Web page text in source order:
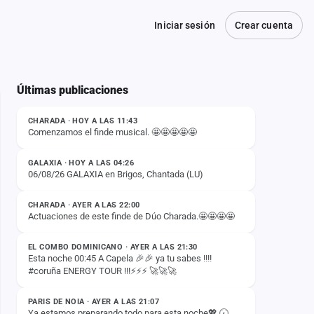
Iniciar sesión Crear cuenta
Últimas publicaciones
ESTADO
CHARADA · HOY A LAS 11:43
Comenzamos el finde musical. 🤩🤩🤩🤩🤩
ESTADO
GALAXIA · HOY A LAS 04:26
06/08/26 GALAXIA en Brigos, Chantada (LU)
ESTADO
CHARADA · AYER A LAS 22:00
Actuaciones de este finde de Dúo Charada.🤩🤩🤩🤩
ESTADO
EL COMBO DOMINICANO · AYER A LAS 21:30
Esta noche 00:45 A Capela 🎉🎉 ya tu sabes !!!!
#coruña ENERGY TOUR !!!⚡️⚡️⚡️ 🚀🚀🚀
ESTADO
PARIS DE NOIA · AYER A LAS 21:07